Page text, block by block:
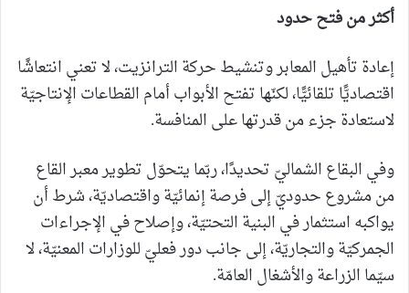
أكثر من فتح حدود
إعادة تأهيل المعابر وتنشيط حركة الترانزيت، لا تعني انتعاشًا
اقتصاديًّا تلقائيًّا، لكنّها تفتح الأبواب أمام القطاعات الإنتاجيّة
لاستعادة جزء من قدرتها على المنافسة.
وفي البقاع الشماليّ تحديدًا، ربّما يتحوّل تطوير معبر القاع
من مشروع حدوديّ إلى فرصة إنمائيّة واقتصاديّة، شرط أن
يواكبه استثمار في البنية التحتيّة، وإصلاح في الإجراءات
الجمركيّة والتجاريّة، إلى جانب دور فعليّ للوزارات المعنيّة، لا
سيّما الزراعة والأشغال العامّة.